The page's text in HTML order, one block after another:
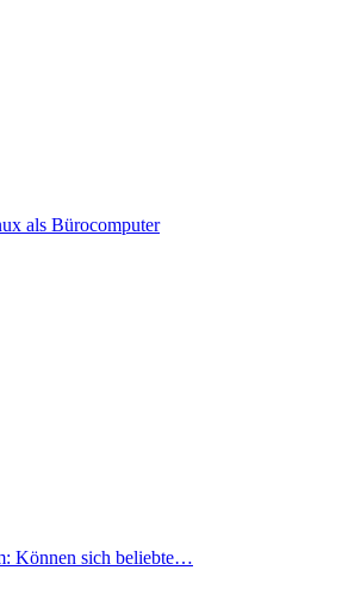
als Bürocomputer
Können sich beliebte…